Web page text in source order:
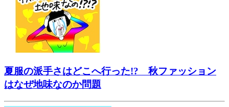
夏服の派手さはどこへ行った!? 秋ファッション
はなぜ地味なのか問題